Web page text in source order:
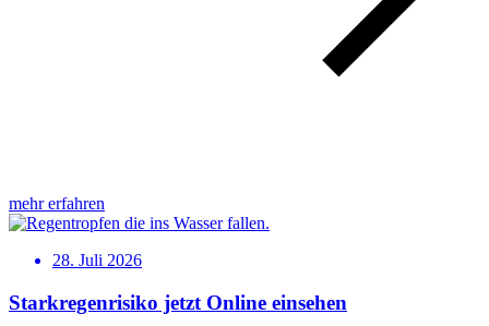
mehr erfahren
28. Juli 2026
Starkregenrisiko jetzt Online einsehen